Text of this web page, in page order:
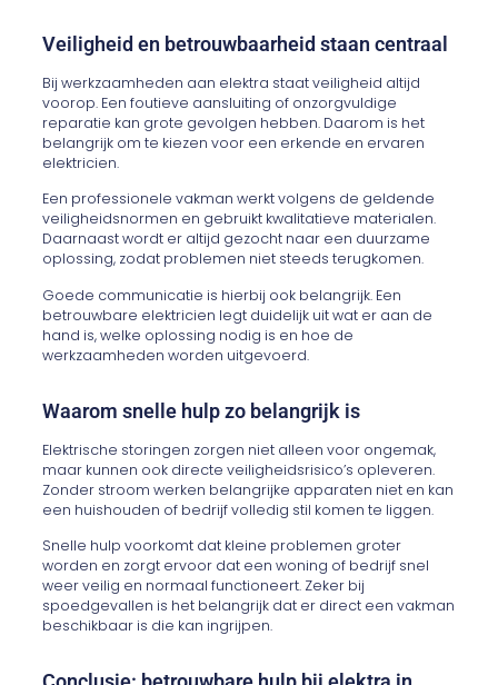
Veiligheid en betrouwbaarheid staan centraal
Bij werkzaamheden aan elektra staat veiligheid altijd
voorop. Een foutieve aansluiting of onzorgvuldige
reparatie kan grote gevolgen hebben. Daarom is het
belangrijk om te kiezen voor een erkende en ervaren
elektricien.
Een professionele vakman werkt volgens de geldende
veiligheidsnormen en gebruikt kwalitatieve materialen.
Daarnaast wordt er altijd gezocht naar een duurzame
oplossing, zodat problemen niet steeds terugkomen.
Goede communicatie is hierbij ook belangrijk. Een
betrouwbare elektricien legt duidelijk uit wat er aan de
hand is, welke oplossing nodig is en hoe de
werkzaamheden worden uitgevoerd.
Waarom snelle hulp zo belangrijk is
Elektrische storingen zorgen niet alleen voor ongemak,
maar kunnen ook directe veiligheidsrisico’s opleveren.
Zonder stroom werken belangrijke apparaten niet en kan
een huishouden of bedrijf volledig stil komen te liggen.
Snelle hulp voorkomt dat kleine problemen groter
worden en zorgt ervoor dat een woning of bedrijf snel
weer veilig en normaal functioneert. Zeker bij
spoedgevallen is het belangrijk dat er direct een vakman
beschikbaar is die kan ingrijpen.